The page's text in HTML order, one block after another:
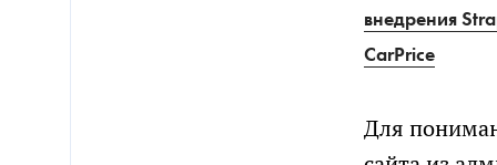
внедрения
CarPrice
Для